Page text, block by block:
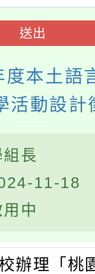
送出
本土語
活動設計
長
11-18
中
辦理「桃